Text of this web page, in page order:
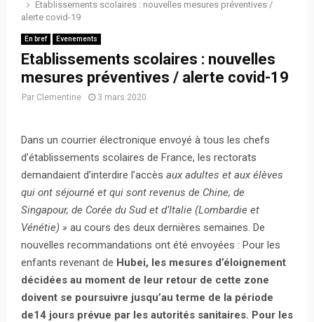
Etablissements scolaires : nouvelles mesures préventives /
alerte covid-19
En bref Evenements
Etablissements scolaires : nouvelles
mesures préventives / alerte covid-19
Par Clementine 3 mars 2020
Dans un courrier électronique envoyé à tous les chefs
d’établissements scolaires de France, les rectorats
demandaient d’interdire l’accès aux adultes et aux élèves
qui ont séjourné et qui sont revenus de Chine, de
Singapour, de Corée du Sud et d’Italie (Lombardie et
Vénétie) » au cours des deux dernières semaines. De
nouvelles recommandations ont été envoyées : Pour les
enfants revenant de Hubei, les mesures d’éloignement
décidées au moment de leur retour de cette zone
doivent se poursuivre jusqu’au terme de la période
de14 jours prévue par les autorités sanitaires. Pour les